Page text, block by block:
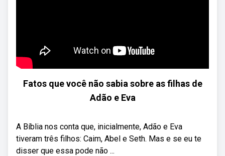
Fatos que você não sabia sobre as filhas de
Adão e Eva
A Bíblia nos conta que, inicialmente, Adão e Eva
tiveram três filhos: Caim, Abel e Seth. Mas e se eu te
disser que essa pode não ...